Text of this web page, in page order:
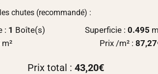
chutes (recommandé) :
: 1 Boîte(s) Superficie : 0.495
m² Prix /m² :
Prix total : 43,20€